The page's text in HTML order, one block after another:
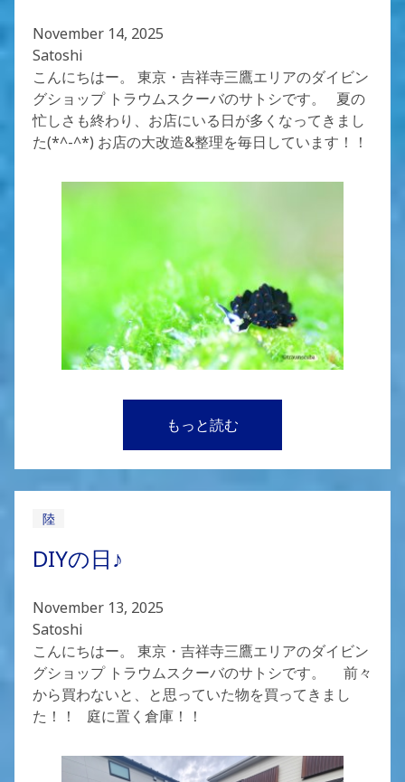
November 14, 2025
Satoshi
こんにちはー。 東京・吉祥寺三鷹エリアのダイビン
グショップ トラウムスクーバのサトシです。 夏の
忙しさも終わり、お店にいる日が多くなってきまし
た(*^-^*) お店の大改造&整理を毎日しています！！
もっと読む
陸
DIYの日♪
November 13, 2025
Satoshi
こんにちはー。 東京・吉祥寺三鷹エリアのダイビン
グショップ トラウムスクーバのサトシです。 前々
から買わないと、と思っていた物を買ってきまし
た！！ 庭に置く倉庫！！